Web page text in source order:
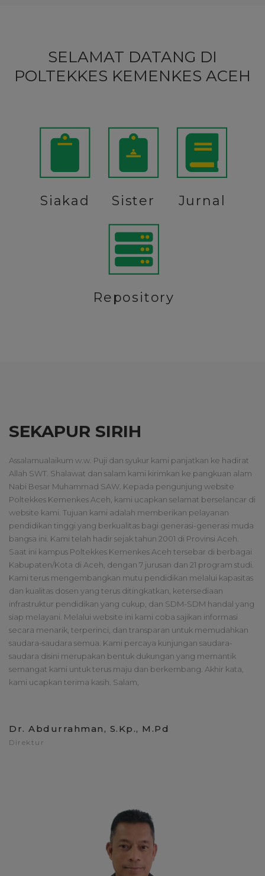
SELAMAT DATANG DI
POLTEKKES KEMENKES ACEH
Siakad Sister Jurnal
Repository
SEKAPUR SIRIH
Assalamualaikum w.w. Puji dan syukur kami panjatkan ke hadirat
Allah SWT. Shalawat dan salam kami kirimkan ke pangkuan alam
Nabi Besar Muhammad SAW. Kepada pengunjung website
Poltekkes Kemenkes Aceh, kami ucapkan selamat berselancar di
website kami. Tujuan kami adalah memberikan pelayanan
pendidikan tinggi yang berkualitas bagi generasi-generasi muda
bangsa ini. Kami telah hadir sejak tahun 2001 di Provinsi Aceh.
Saat ini kampus Poltekkes Kemenkes Aceh tersebar di berbagai
Kabupaten/Kota di Aceh, dengan 7 jurusan dan 21 program studi.
Kami terus mengembangkan mutu pendidikan melalui kapasitas
dan kualitas dosen yang terus ditingkatkan, ketersediaan
infrastruktur pendidikan yang cukup, dan SDM-SDM handal yang
siap melayani. Melalui website ini kami coba sajikan informasi
secara menarik, terperinci, dan transparan untuk memudahkan
saudara-saudara semua. Kami percaya kunjungan saudara-
saudara disini merupakan bentuk dukungan yang memantik
semangat kami untuk terus maju dan berkembang. Akhir kata,
kami ucapkan terima kasih. Salam,
Dr. Abdurrahman, S.Kp., M.Pd
Direktur